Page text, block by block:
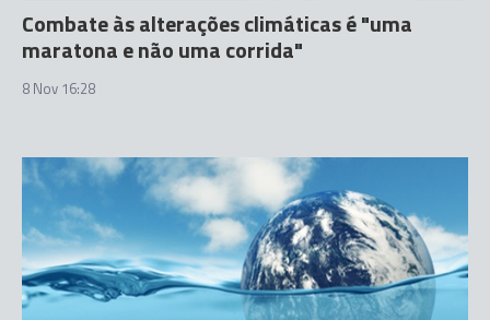
Combate às alterações climáticas é "uma
maratona e não uma corrida"
8 Nov 16:28